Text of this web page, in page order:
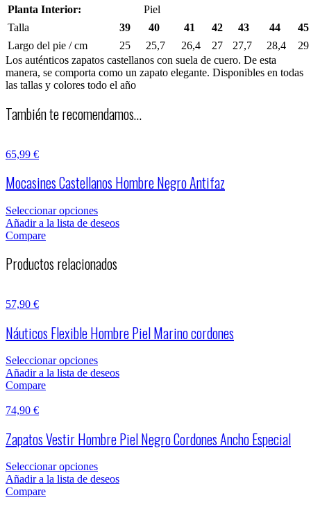
Planta Interior:
Piel
Talla
39 40 41 42 43 44
45
Largo del pie / cm
25 25,7 26,4 27 27,7 28,4
29
Los auténticos zapatos castellanos con suela de cuero. De esta
manera, se comporta como un zapato elegante. Disponibles en todas
las tallas y colores todo el año
También te recomendamos…
65,99 €
Mocasines Castellanos Hombre Negro Antifaz
Seleccionar opciones
Añadir a la lista de deseos
Compare
Productos relacionados
57,90 €
Náuticos Flexible Hombre Piel Marino cordones
Seleccionar opciones
Añadir a la lista de deseos
Compare
74,90 €
Zapatos Vestir Hombre Piel Negro Cordones Ancho Especial
Seleccionar opciones
Añadir a la lista de deseos
Compare